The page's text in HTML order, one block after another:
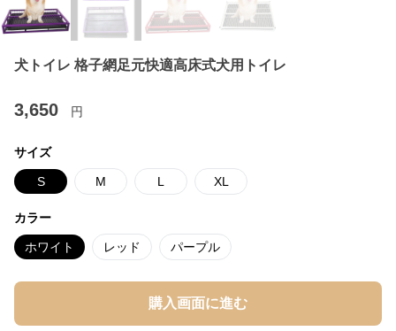
犬トイレ 格子網足元快適高床式犬用トイレ
3,650 円
サイズ
S M L XL
カラー
ホワイト レッド パープル
購入画面に進む